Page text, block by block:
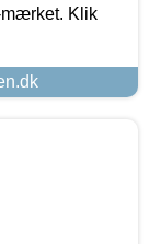
mærket. Klik